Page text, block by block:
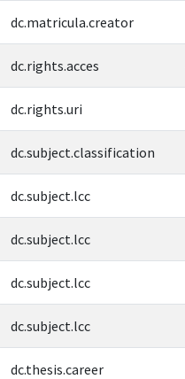
dc.matricula.creator
dc.rights.acces
dc.rights.uri
dc.subject.classification
dc.subject.lcc
dc.subject.lcc
dc.subject.lcc
dc.subject.lcc
dc.thesis.career